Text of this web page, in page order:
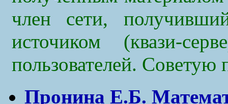
член сети,
источиком (квази-
пользователей. Советую
Пронина Е.Б.